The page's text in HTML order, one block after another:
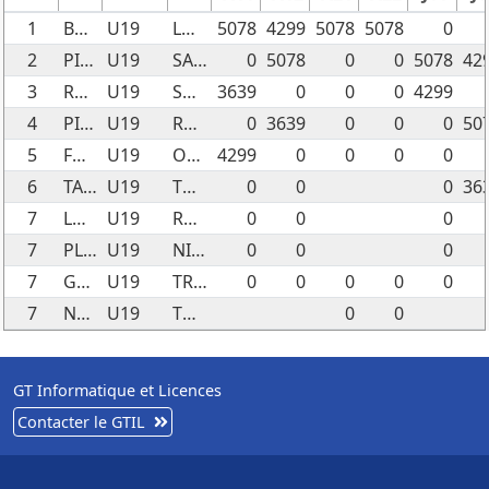
1
BOBINEAU CLEMENCE U19 LOUNA 5078 4299 5078 5078
0
2
PINTO TIM U19 SAIKO 0 5078 0 0 5078
3
ROYERE ELISA U19 SUNSHINE 3639 0 0 0 4299
4
PIERREL LUCIE U19 ROSIE 0 3639 0 0 0
5
FOURES FLAVY U19 ORA 4299 0 0 0
0
6
TARANTOLA NINON U19 TOBY 0 0 0
7
LOPEZ CHLÉA U19 RAFALE 0 0
0
7
PLAIZE LISE U19 NIAKA-NIAK 0 0
0
7
GARCIA AINHOA U19 TRICI BLUE 0 0 0 0
0
7
NEAU VICTORIA U19 TOXIC 0 0
GT Informatique et Licences
Contacter le GTIL